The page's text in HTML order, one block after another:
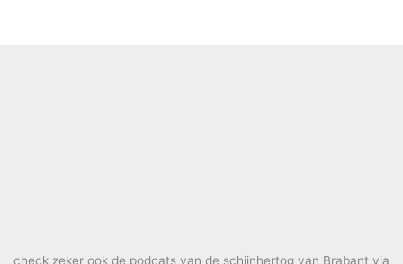
check zeker ook de podcats van de schijnhertog van Brabant via